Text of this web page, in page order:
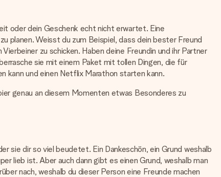
oder dein Geschenk echt nicht erwartet. Eine
planen. Weisst du zum Beispiel, dass dein bester Freund
zu schicken. Haben deine Freundin und ihr Partner
sie mit einem Paket mit tollen Dingen, die für
kann und einen Netflix Marathon starten kann.
genau an diesem Momenten etwas Besonderes zu
sie dir so viel beudetet. Ein Dankeschön, ein Grund weshalb
lieb ist. Aber auch dann gibt es einen Grund, weshalb man
nach, weshalb du dieser Person eine Freunde machen